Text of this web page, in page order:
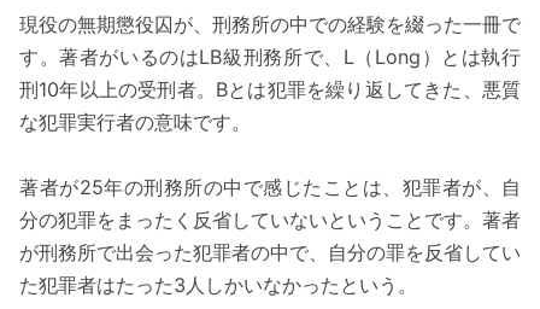
現役の無期懲役囚が、刑務所の中での経験を綴った一冊で
す。著者がいるのはLB級刑務所で、L（Long）とは執行
刑10年以上の受刑者。Bとは犯罪を繰り返してきた、悪質
な犯罪実行者の意味です。
著者が25年の刑務所の中で感じたことは、犯罪者が、自
分の犯罪をまったく反省していないということです。著者
が刑務所で出会った犯罪者の中で、自分の罪を反省してい
た犯罪者はたった3人しかいなかったという。